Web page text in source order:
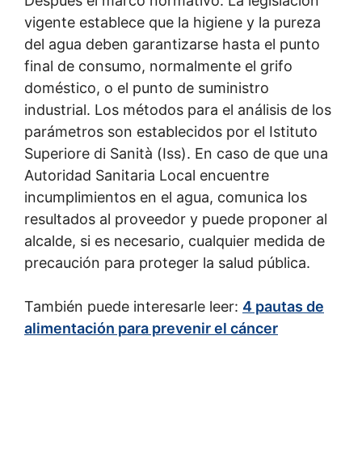
vigente establece que la higiene y la pureza
del agua deben garantizarse hasta el punto
final de consumo, normalmente el grifo
doméstico, o el punto de suministro
industrial. Los métodos para el análisis de los
parámetros son establecidos por el Istituto
Superiore di Sanità (Iss). En caso de que una
Autoridad Sanitaria Local encuentre
incumplimientos en el agua, comunica los
resultados al proveedor y puede proponer al
alcalde, si es necesario, cualquier medida de
precaución para proteger la salud pública.
También puede interesarle leer: 4 pautas de
alimentación para prevenir el cáncer